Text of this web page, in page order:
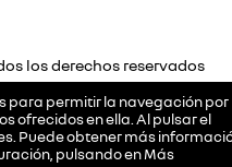
para permitir la navegación por
ofrecidos en ella. Al pulsar el
Puede obtener más
pulsando enMás
los derechos reservados
byReleasemarketing S.L.